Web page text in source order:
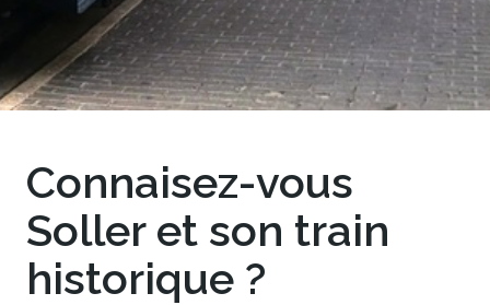
Connaisez-vous
Soller et son train
historique ?